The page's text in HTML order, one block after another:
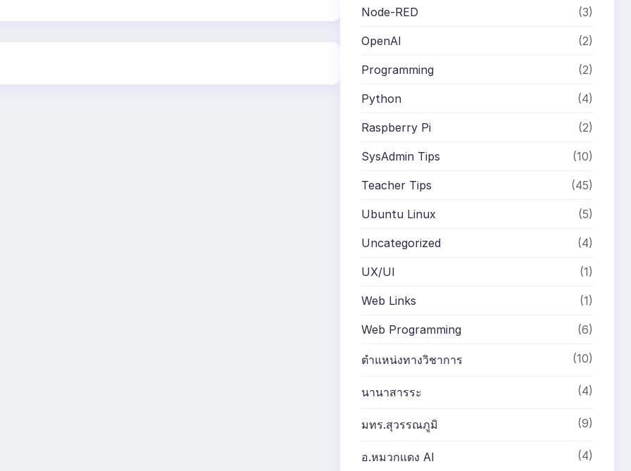
Node-RED (3)
OpenAI (2)
Programming (2)
Python (4)
Raspberry Pi (2)
SysAdmin Tips (10)
Teacher Tips (45)
Ubuntu Linux (5)
Uncategorized (4)
UX/UI (1)
Web Links (1)
Web Programming (6)
ตำแหน่งทางวิชาการ (10)
นานาสารระ (4)
มทร.สุวรรณภูมิ (9)
อ.หมวกแดง AI (4)